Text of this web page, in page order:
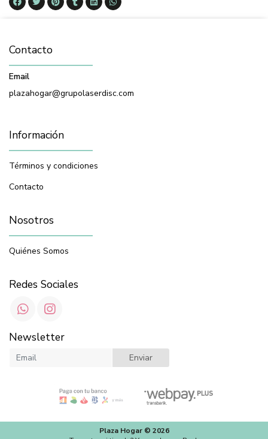
Contacto
Email
plazahogar@grupolaserdisc.com
Información
Términos y condiciones
Contacto
Nosotros
Quiénes Somos
Redes Sociales
Newsletter
Enviar
Plaza Hogar © 2026